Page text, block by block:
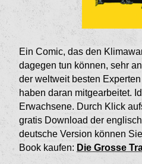
Ein Comic, das den
dagegen tun können, sehr
der weltweit besten
haben daran mitgearbeitet.
Erwachsene. Durch Klick
gratis Download der
deutsche Version können
Book kaufen: Die Grosse